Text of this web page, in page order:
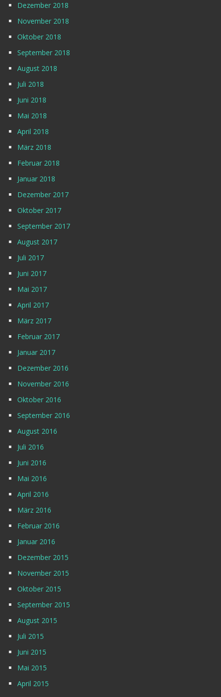
Dezember 2018
November 2018
Oktober 2018
September 2018
August 2018
Juli 2018
Juni 2018
Mai 2018
April 2018
März 2018
Februar 2018
Januar 2018
Dezember 2017
Oktober 2017
September 2017
August 2017
Juli 2017
Juni 2017
Mai 2017
April 2017
März 2017
Februar 2017
Januar 2017
Dezember 2016
November 2016
Oktober 2016
September 2016
August 2016
Juli 2016
Juni 2016
Mai 2016
April 2016
März 2016
Februar 2016
Januar 2016
Dezember 2015
November 2015
Oktober 2015
September 2015
August 2015
Juli 2015
Juni 2015
Mai 2015
April 2015